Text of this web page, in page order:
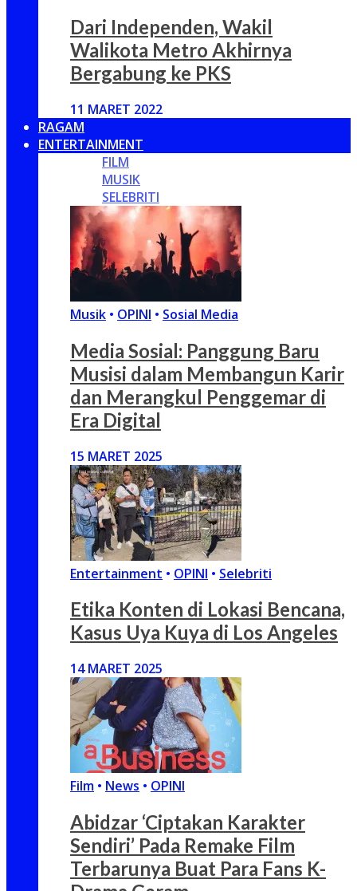
Dari Independen, Wakil
Walikota Metro Akhirnya
Bergabung ke PKS
11 MARET 2022
RAGAM
ENTERTAINMENT
FILM
MUSIK
SELEBRITI
Musik • OPINI • Sosial Media
Media Sosial: Panggung Baru
Musisi dalam Membangun Karir
dan Merangkul Penggemar di
Era Digital
15 MARET 2025
Entertainment • OPINI • Selebriti
Etika Konten di Lokasi Bencana,
Kasus Uya Kuya di Los Angeles
14 MARET 2025
Film • News • OPINI
Abidzar ‘Ciptakan Karakter
Sendiri’ Pada Remake Film
Terbarunya Buat Para Fans K-